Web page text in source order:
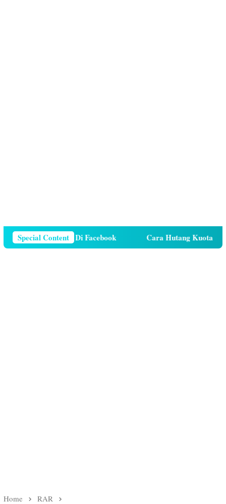
Special Content
Telepon Di Facebook Cara Hutang Kuota di
Home RAR